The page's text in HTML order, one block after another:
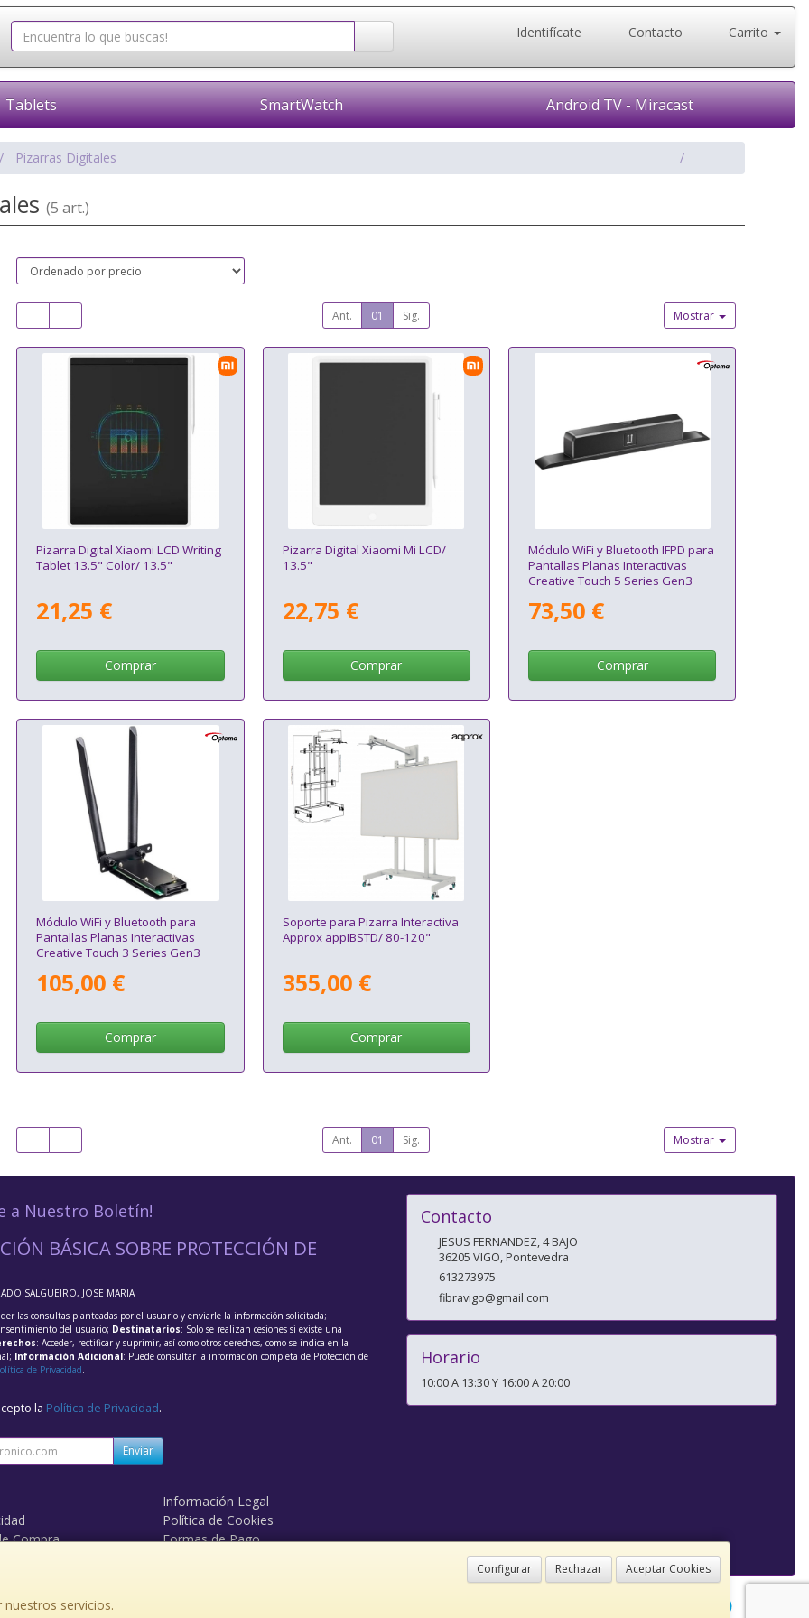
Identifícate Contacto Carrito
Tablets SmartWatch Android TV - Miracast
Pizarras Digitales
(5 art.)
Ant. 01 Sig. Mostrar
Pizarra Digital Xiaomi LCD Writing
Tablet 13.5" Color/ 13.5"
21,25 €
Comprar
Pizarra Digital Xiaomi Mi LCD/
13.5"
22,75 €
Comprar
Módulo WiFi y Bluetooth IFPD para
Pantallas Planas Interactivas
Creative Touch 5 Series Gen3
73,50 €
Comprar
Módulo WiFi y Bluetooth para
Pantallas Planas Interactivas
Creative Touch 3 Series Gen3
105,00 €
Comprar
Soporte para Pizarra Interactiva
Approx appIBSTD/ 80-120"
355,00 €
Comprar
Ant. 01 Sig. Mostrar
Configurar Rechazar Aceptar Cookies
servicios.
a Nuestro Boletín!
BÁSICA SOBRE PROTECCIÓN DE
SALGUEIRO, JOSE MARIA
las consultas planteadas por el usuario y enviarle la información solicitada;
del usuario; Destinatarios: Solo se realizan cesiones si existe una
: Acceder, rectificar y suprimir, así como otros derechos, como se indica en la
Información Adicional: Puede consultar la información completa de Protección de
de Privacidad.
la Política de Privacidad.
Enviar
Información Legal
Política de Cookies
Compra
Formas de Pago
Contacto
JESUS FERNANDEZ, 4 BAJO
36205 VIGO,Pontevedra
613273975
fibravigo@gmail.com
Horario
10:00 A 13:30 Y 16:00 A 20:00